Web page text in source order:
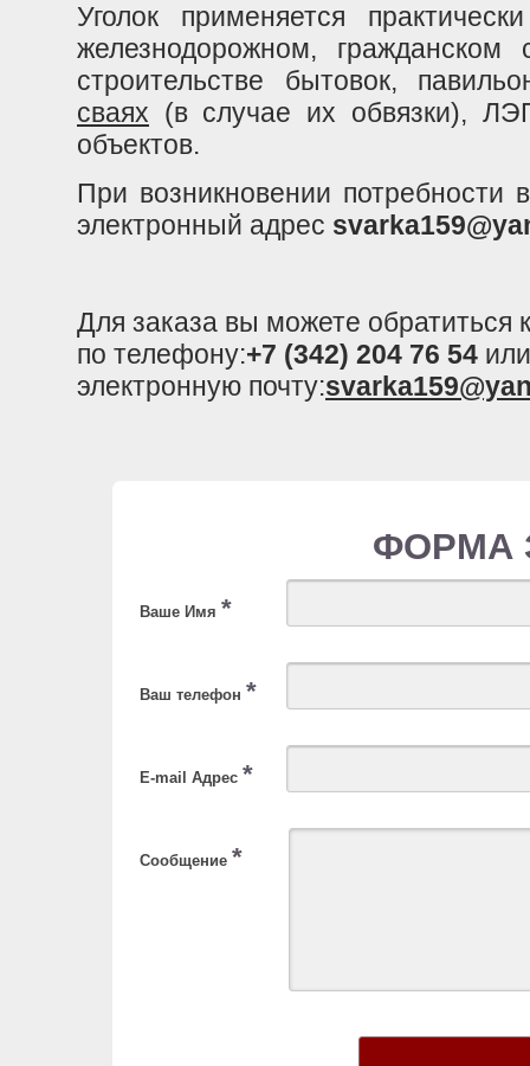
Уголок применяется
железнодорожном, гражданском
строительстве бытовок,
сваях (в случае их обвязки),
объектов.
При возникновении потребности
электронный адрес
Для заказа вы можете
по телефону:+7 (342) 204 76 54
электронную почту:
ФОРМА
Ваше Имя *
Ваш телефон *
E-mail Адрес *
Сообщение *